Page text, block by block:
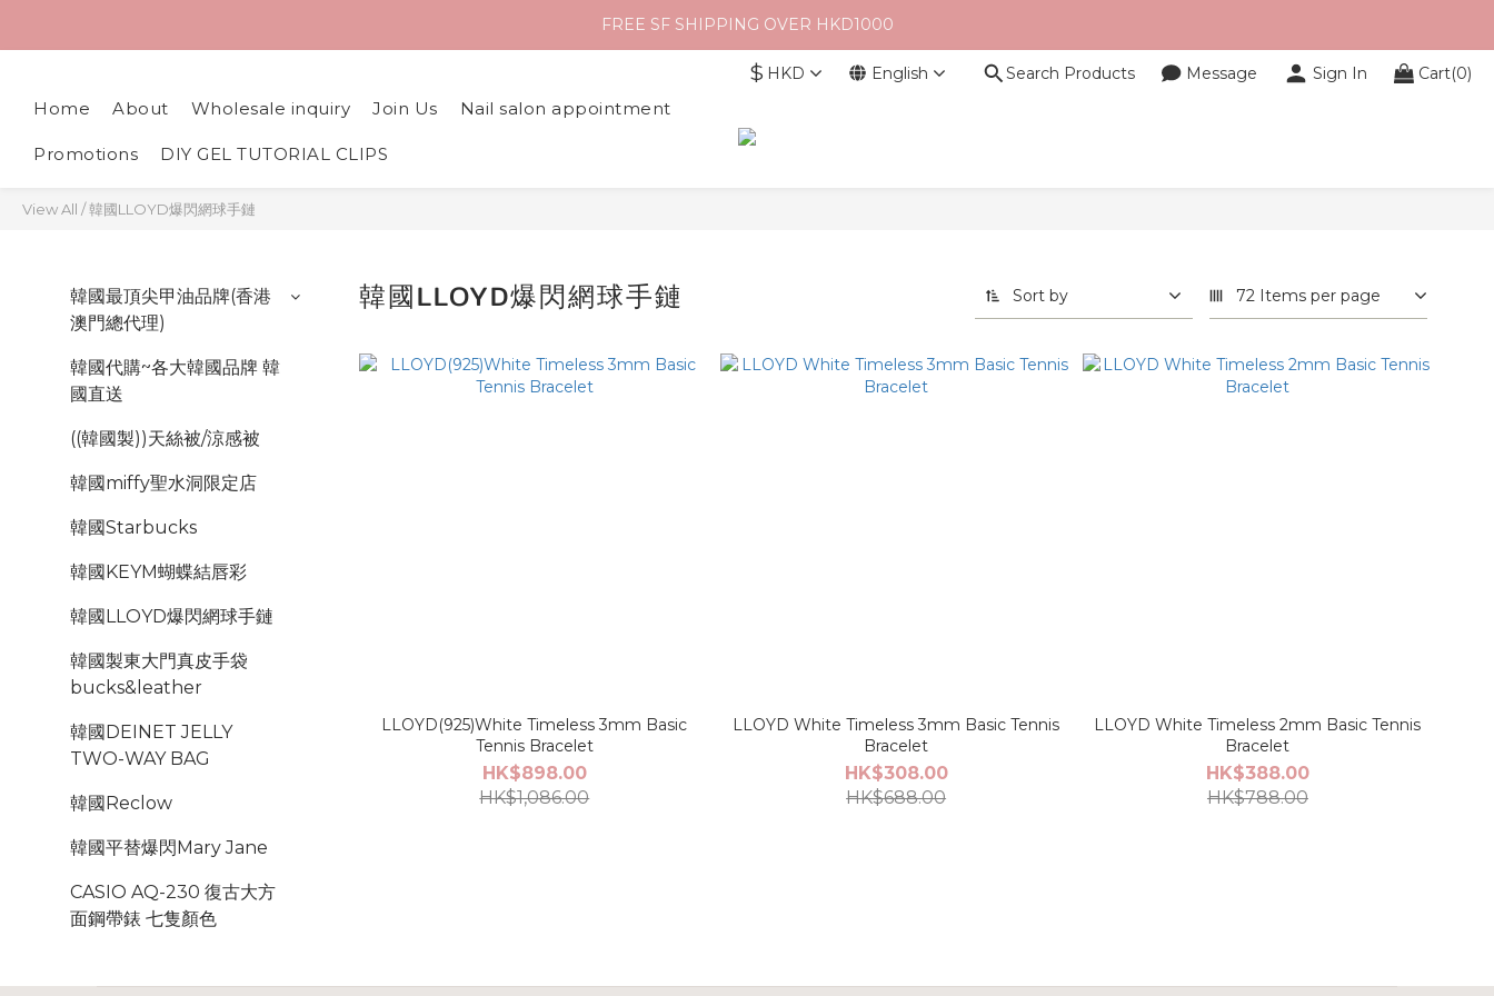
FREE SF SHIPPING OVER HKD1000
$ HKD English Search Products Message Sign In Cart(0)
Home About Wholesale inquiry Join Us Nail salon appointment
Promotions DIY GEL TUTORIAL CLIPS
View All /韓國LLOYD爆閃網球手鏈
韓國最頂尖甲油品牌(香港
澳門總代理)
韓國代購~各大韓國品牌 韓
國直送
((韓國製))天絲被/涼感被
韓國miffy聖水洞限定店
韓國Starbucks
韓國KEYM蝴蝶結唇彩
韓國LLOYD爆閃網球手鏈
韓國製東大門真皮手袋
bucks&leather
韓國DEINET JELLY
TWO-WAY BAG
韓國Reclow
韓國平替爆閃Mary Jane
CASIO AQ-230 復古大方
面鋼帶錶 七隻顏色
韓國LLOYD爆閃網球手鏈 Sort by 72 Items per page
LLOYD(925)White Timeless 3mm Basic
Tennis Bracelet
HK$898.00
HK$1,086.00
LLOYD White Timeless 3mm Basic Tennis
Bracelet
HK$308.00
HK$688.00
LLOYD White Timeless 2mm Basic Tennis
Bracelet
HK$388.00
HK$788.00